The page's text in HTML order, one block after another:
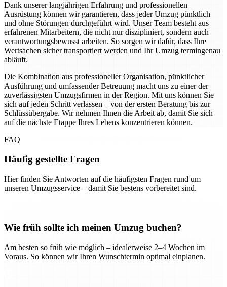
Dank unserer langjährigen Erfahrung und professionellen
Ausrüstung können wir garantieren, dass jeder Umzug pünktlich
und ohne Störungen durchgeführt wird. Unser Team besteht aus
erfahrenen Mitarbeitern, die nicht nur diszipliniert, sondern auch
verantwortungsbewusst arbeiten. So sorgen wir dafür, dass Ihre
Wertsachen sicher transportiert werden und Ihr Umzug termingenau
abläuft.
Die Kombination aus professioneller Organisation, pünktlicher
Ausführung und umfassender Betreuung macht uns zu einer der
zuverlässigsten Umzugsfirmen in der Region. Mit uns können Sie
sich auf jeden Schritt verlassen – von der ersten Beratung bis zur
Schlüssübergabe. Wir nehmen Ihnen die Arbeit ab, damit Sie sich
auf die nächste Etappe Ihres Lebens konzentrieren können.
FAQ
Häufig gestellte Fragen
Hier finden Sie Antworten auf die häufigsten Fragen rund um
unseren Umzugsservice – damit Sie bestens vorbereitet sind.
Wie früh sollte ich meinen Umzug buchen?
Am besten so früh wie möglich – idealerweise 2–4 Wochen im
Voraus. So können wir Ihren Wunschtermin optimal einplanen.